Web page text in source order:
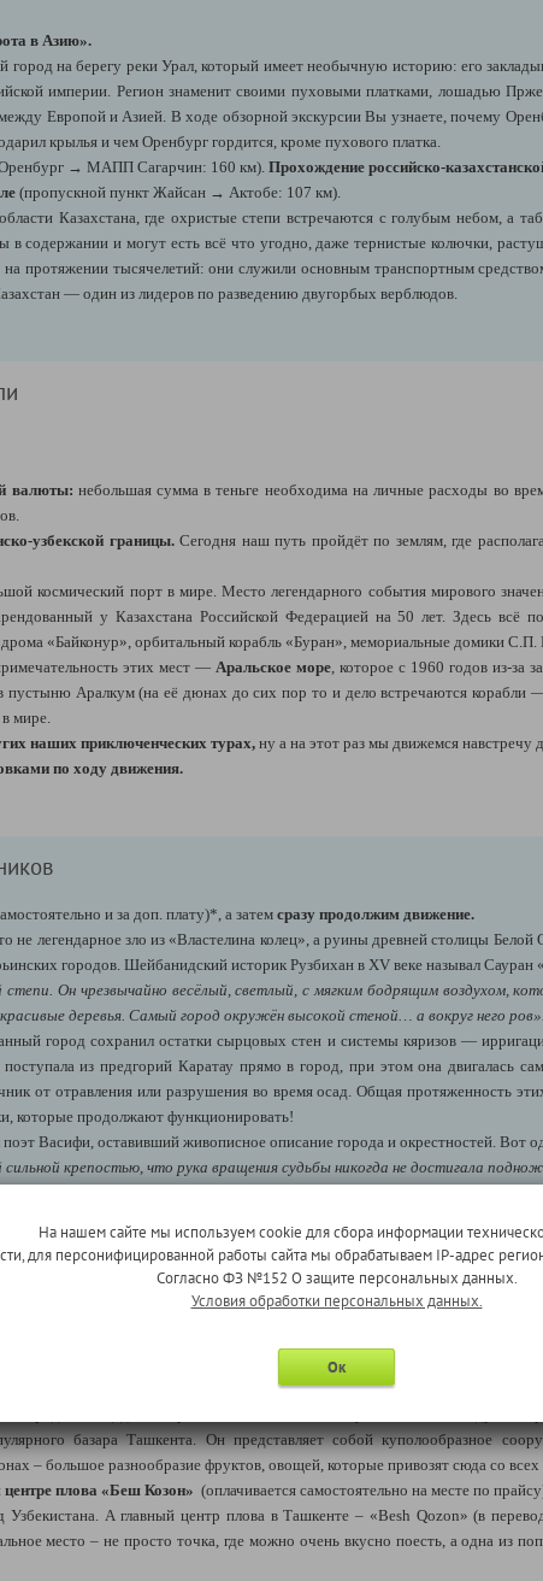
в Азию».
на берегу реки Урал, который имеет необычную историю: его
империи. Регион знаменит своими пуховыми платками, лошадью
Европой и Азией. В ходе обзорной экскурсии Вы узнаете, почему
крылья и чем Оренбург гордится, кроме пухового платка.
→ МАПП Сагарчин: 160 км). Прохождение российско-
(пропускной пункт Жайсан → Актобе: 107 км).
Казахстана, где охристые степи встречаются с голубым небом, а
в содержании и могут есть всё что угодно, даже тернистые колючки,
на протяжении тысячелетий: они служили основным транспортным
— один из лидеров по разведению двугорбых верблюдов.
валюты: небольшая сумма в теньге необходима на личные расходы во
узбекской границы.Сегодня наш путь пройдёт по землям, где
космический порт в мире. Место легендарного события мирового
у Казахстана Российской Федерацией на 50 лет. Здесь всё
«Байконур», орбитальный корабль «Буран», мемориальные домики
этих мест — Аральское море, которое с 1960 годов из-за
пустыню Аралкум (на её дюнах до сих пор то и дело встречаются
мире.
наших приключенческих турах, ну а на этот раз мы движемся навстречу
по ходу движения.
и за доп. плату)*, а затем сразу продолжим движение.
не легендарное зло из «Властелина колец», а руины древней столицы
городов. Шейбанидский историк Рузбихан в XV веке называл
Он чрезвычайно весёлый, светлый, с мягким бодрящим воздухом,
деревья. Самый город окружён высокой стеной… а вокруг него ров».
город сохранил остатки сырцовых стен и системы кяризов —
из предгорий Каратау прямо в город, при этом она двигалась
от отравления или разрушения во время осад. Общая протяженность
которые продолжают функционировать!
Васифи, оставивший живописное описание города и окрестностей. Вот
крепостью, что рука вращения судьбы никогда не достигала
отправимся в путь. К вечеру мы достигнем КПП Навоий. Прохождение
Азии
базара Ташкента. Он представляет собой куполообразное
– большое разнообразие фруктов, овощей, которые привозят сюда со всех
плова «Беш Козон» (оплачивается самостоятельно на месте по
Узбекистана. А главный центр плова в Ташкенте – «Besh Qozon» (в
место – не просто точка, где можно очень вкусно поесть, а одна из
На нашем сайте мы используем cookie для сбора информации
для персонифицированной работы сайта мы обрабатываем IP-адрес
Согласно ФЗ №152 О защите персональных данных.
Условия обработки персональных данных.
Ок